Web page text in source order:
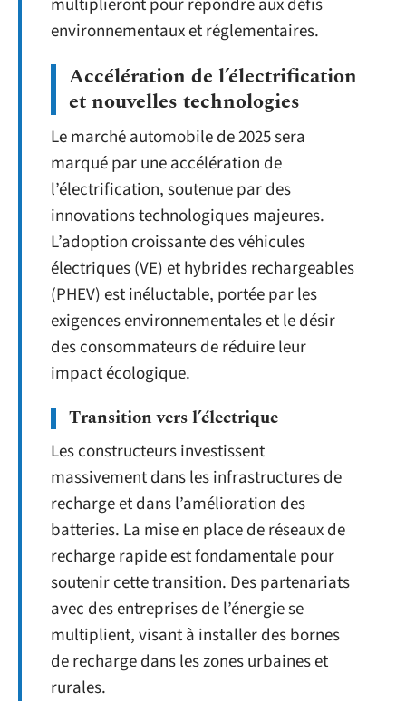
environnementaux et réglementaires.
Accélération de l’électrification
et nouvelles technologies
Le marché automobile de 2025 sera
marqué par une accélération de
l’électrification, soutenue par des
innovations technologiques majeures.
L’adoption croissante des véhicules
électriques (VE) et hybrides rechargeables
(PHEV) est inéluctable, portée par les
exigences environnementales et le désir
des consommateurs de réduire leur
impact écologique.
Transition vers l’électrique
Les constructeurs investissent
massivement dans les infrastructures de
recharge et dans l’amélioration des
batteries. La mise en place de réseaux de
recharge rapide est fondamentale pour
soutenir cette transition. Des partenariats
avec des entreprises de l’énergie se
multiplient, visant à installer des bornes
de recharge dans les zones urbaines et
rurales.